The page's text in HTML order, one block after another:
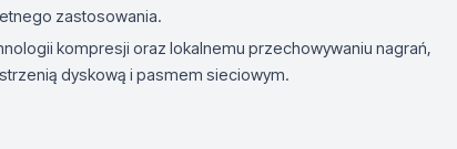
zastosowania.
kompresji oraz lokalnemu przechowywaniu nagrań,
dyskową i pasmem sieciowym.